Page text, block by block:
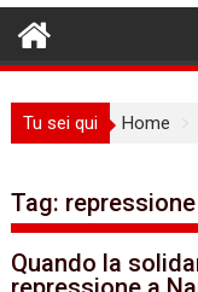
Tu sei qui Home
Tag: repressione
Quando la